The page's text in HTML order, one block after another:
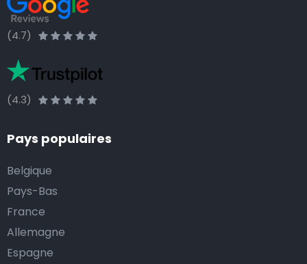
(4.7)
(4.3)
Pays populaires
Belgique
Pays-Bas
France
Allemagne
Espagne